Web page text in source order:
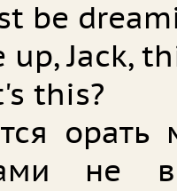
be
up, Jack,
this?
орать
не